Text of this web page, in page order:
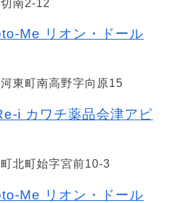
南2-12
Me リオン・ドール
東町南高野字向原15
i カワチ薬品会津アピ
北町始字宮前10-3
Me リオン・ドール